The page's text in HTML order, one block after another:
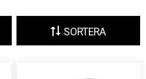
SORTERA